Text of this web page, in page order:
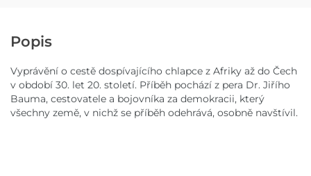
Popis
Vyprávění o cestě dospívajícího chlapce z Afriky až do Čech
v období 30. let 20. století. Příběh pochází z pera Dr. Jiřího
Bauma, cestovatele a bojovníka za demokracii, který
všechny země, v nichž se příběh odehrává, osobně navštívil.